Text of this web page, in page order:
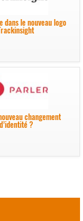
dans le nouveau logo
changement
d’identité ?